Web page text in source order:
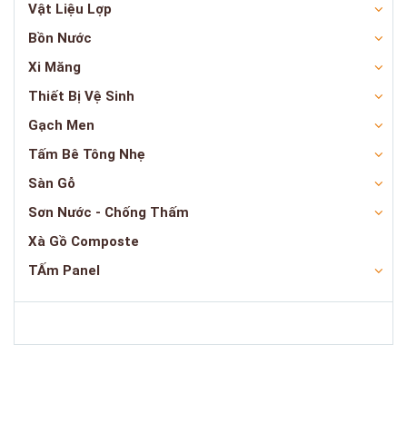
Vật Liệu Lợp
Bồn Nước
Xi Măng
Thiết Bị Vệ Sinh
Gạch Men
Tấm Bê Tông Nhẹ
Sàn Gỗ
Sơn Nước - Chống Thấm
Xà Gồ Composte
TẤm Panel